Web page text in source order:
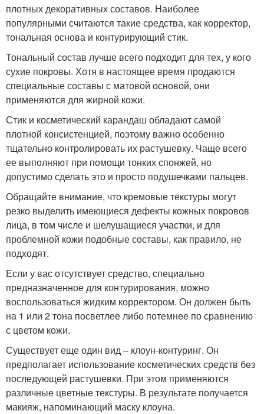
плотных декоративных составов. Наиболее
популярными считаются такие средства, как корректор,
тональная основа и контурирующий стик.
Тональный состав лучше всего подходит для тех, у кого
сухие покровы. Хотя в настоящее время продаются
специальные составы с матовой основой, они
применяются для жирной кожи.
Стик и косметический карандаш обладают самой
плотной консистенцией, поэтому важно особенно
тщательно контролировать их растушевку. Чаще всего
ее выполняют при помощи тонких спонжей, но
допустимо сделать это и просто подушечками пальцев.
Обращайте внимание, что кремовые текстуры могут
резко выделить имеющиеся дефекты кожных покровов
лица, в том числе и шелушащиеся участки, и для
проблемной кожи подобные составы, как правило, не
подходят.
Если у вас отсутствует средство, специально
предназначенное для контурирования, можно
воспользоваться жидким корректором. Он должен быть
на 1 или 2 тона посветлее либо потемнее по сравнению
с цветом кожи.
Существует еще один вид – клоун-контуринг. Он
предполагает использование косметических средств без
последующей растушевки. При этом применяются
различные цветные текстуры. В результате получается
макияж, напоминающий маску клоуна.